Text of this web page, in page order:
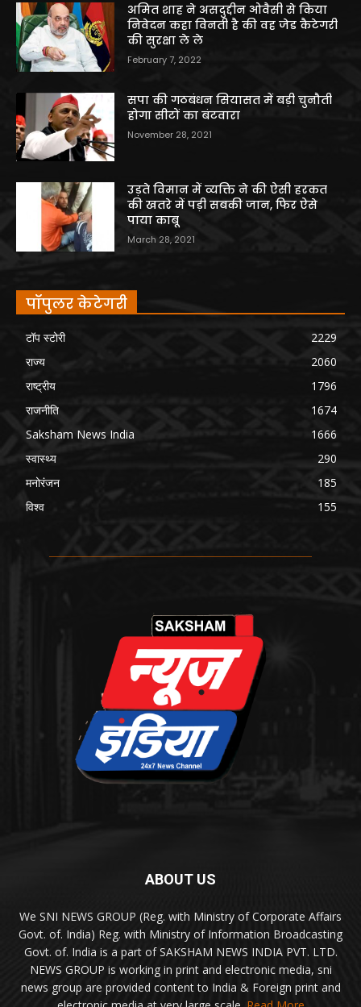
अमित शाह ने असदुद्दीन ओवैसी से किया
निवेदन कहा विनती है की वह जेड कैटेगरी
की सुरक्षा ले ले
February 7, 2022
सपा की गठबंधन सियासत में बड़ी चुनौती
होगा सीटों का बंटवारा
November 28, 2021
उड़ते विमान में व्यक्ति ने की ऐसी हरकत
की खतरे में पड़ी सबकी जान, फिर ऐसे
पाया काबू
March 28, 2021
पॉपुलर केटेगरी
टॉप स्टोरी
2229
राज्य
2060
राष्ट्रीय
1796
राजनीति
1674
Saksham News India
1666
स्वास्थ्य
290
मनोरंजन
185
विश्व
155
ABOUT US
We SNI NEWS GROUP (Reg. with Ministry of Corporate Affairs
Govt. of. India) Reg. with Ministry of Information Broadcasting
Govt. of. India is a part of SAKSHAM NEWS INDIA PVT. LTD.
NEWS GROUP is working in print and electronic media, sni
news group are provided content to India & Foreign print and